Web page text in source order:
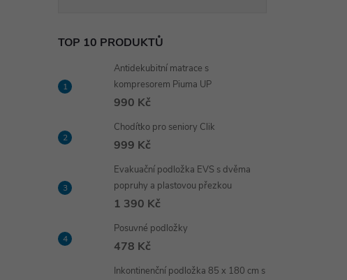
TOP 10 PRODUKTŮ
Antidekubitní matrace s
kompresorem Piuma UP
990 Kč
Chodítko pro seniory Clik
999 Kč
Evakuační podložka EVS s dvěma
popruhy a plastovou přezkou
1 390 Kč
Posuvné podložky
478 Kč
Inkontinenční podložka 85 x 180 cm s